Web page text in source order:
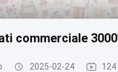
commerciale
2025-02-24